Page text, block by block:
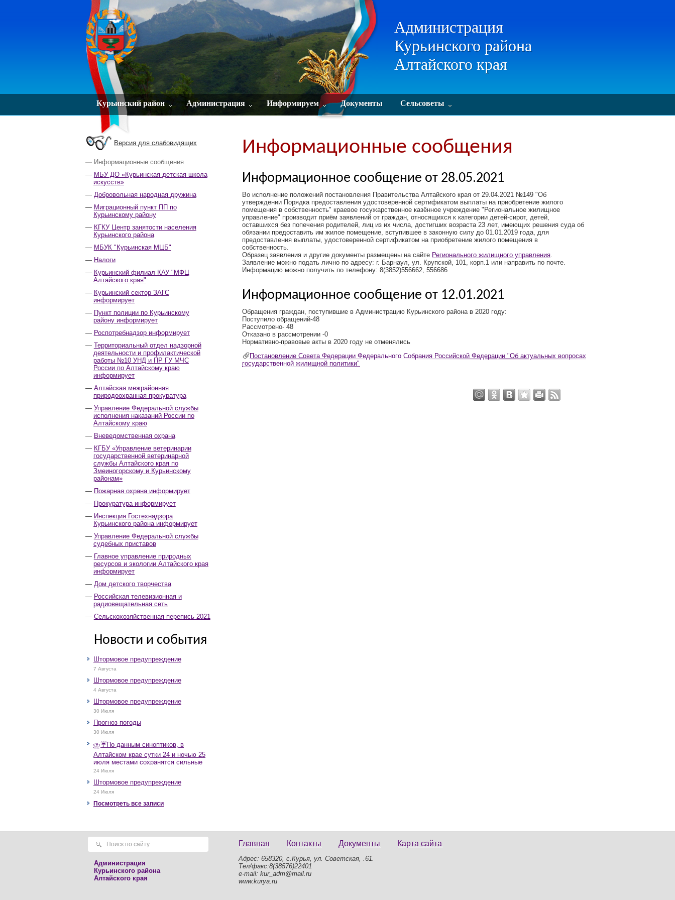
Администрация
Курьинского района
Алтайского края
Курьинский район Администрация Информируем Документы Сельсоветы
Версия для слабовидящих
Информационные сообщения
МБУ ДО «Курьинская детская школа
искусств»
Добровольная народная дружина
Миграционный пункт ПП по
Курьинскому району
КГКУ Центр занятости населения
Курьинского района
МБУК "Курьинская МЦБ"
Налоги
Курьинский филиал КАУ "МФЦ
Алтайского края"
Курьинский сектор ЗАГС
информирует
Пункт полиции по Курьинскому
району информирует
Роспотребнадзор информирует
Территориальный отдел надзорной
деятельности и профилактической
работы №10 УНД и ПР ГУ МЧС
России по Алтайскому краю
информирует
Алтайская межрайонная
природоохранная прокуратура
Управление Федеральной службы
исполнения наказаний России по
Алтайскому краю
Вневедомственная охрана
КГБУ «Управление ветеринарии
государственной ветеринарной
службы Алтайского края по
Змеиногорскому и Курьинскому
районам»
Пожарная охрана информирует
Прокуратура информирует
Инспекция Гостехнадзора
Курьинского района информирует
Управление Федеральной службы
судебных приставов
Главное управление природных
ресурсов и экологии Алтайского края
информирует
Дом детского творчества
Российская телевизионная и
радиовещательная сеть
Сельскохозяйственная перепись 2021
Новости и события
Штормовое предупреждение
7 Августа
Штормовое предупреждение
4 Августа
Штормовое предупреждение
30 Июля
Прогноз погоды
30 Июля
⛈️☔️По данным синоптиков, в
Алтайском крае сутки 24 и ночью 25
июля местами сохранятся сильные
дожди, грозы, при грозах очень
крупный град, шквалистое усиление
ветра до 17-22 м/с, местами порывы
25 м/с и более.
24 Июля
Штормовое предупреждение
24 Июля
Посмотреть все записи
Информационные сообщения
Информационное сообщение от 28.05.2021
Во исполнение положений постановления Правительства Алтайского края от 29.04.2021 №149 "Об
утверждении Порядка предоставления удостоверенной сертификатом выплаты на приобретение жилого
помещения в собственность" краевое госужарственное казённое учреждение "Региональное жилищное
управление" производит приём заявлений от граждан, относящихся к категории детей-сирот, детей,
оставшихся без попечения родителей, лиц из их числа, достигших возраста 23 лет, имеющих решения суда об
обязании предоставить им жилое помещение, вступившее в законную силу до 01.01.2019 года, для
предоставления выплаты, удостоверенной сертификатом на приобретение жилого помещения в
собственность.
Образец заявления и другие документы размещены на сайте Регионального жилищного управления.
Заявление можно подать лично по адресу: г. Барнаул, ул. Крупской, 101, корп.1 или направить по почте.
Информацию можно получить по телефону: 8(3852)556662, 556686
Информационное сообщение от 12.01.2021
Обращения граждан, поступившие в Администрацию Курьинского района в 2020 году:
Поступило обращений-48
Рассмотрено- 48
Отказано в рассмотрении -0
Нормативно-правовые акты в 2020 году не отменялись
Постановление Совета Федерации Федерального Собрания Российской Федерации "Об актуальных вопросах
государственной жилищной политики"
Администрация
Курьинского района
Алтайского края
Главная Контакты Документы Карта сайта
Адрес: 658320, с.Курья, ул. Советская, .61.
Тел/факс:8(38576)22401
e-mail: kur_adm@mail.ru
www.kurya.ru